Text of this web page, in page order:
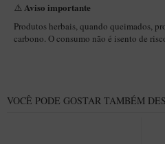
Premium
Sextavado
Encerado
⚠️Aviso importante
Produtos herbais, quando queimados,
carbono. O consumo não é isento de
VOCÊ PODE GOSTAR TAMBÉM